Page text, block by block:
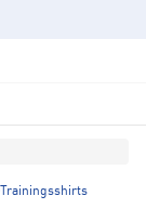
Trainingsshirts